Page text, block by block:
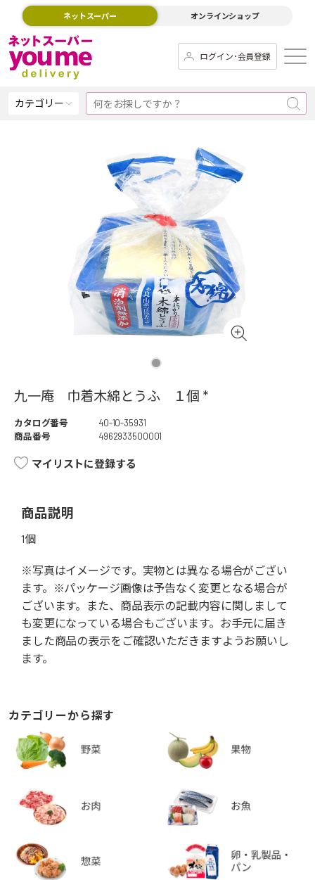
ネットスーパー オンラインショップ
ログイン･会員登録
カテゴリー
九一庵 巾着木綿とうふ １個 *
カタログ番号
40-10-35931
商品番号
4962933500001
マイリストに登録する
商品説明
1個
※写真はイメージです。実物とは異なる場合がござい
ます。※パッケージ画像は予告なく変更となる場合が
ございます。また、商品表示の記載内容に関しまして
も変更になっている場合もございます。お手元に届き
ました商品の表示をご確認いただきますようお願いし
ます。
カテゴリーから探す